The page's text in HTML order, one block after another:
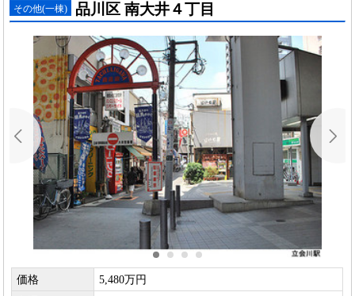
その他(一棟) 品川区 南大井４丁目
価格
5,480万円